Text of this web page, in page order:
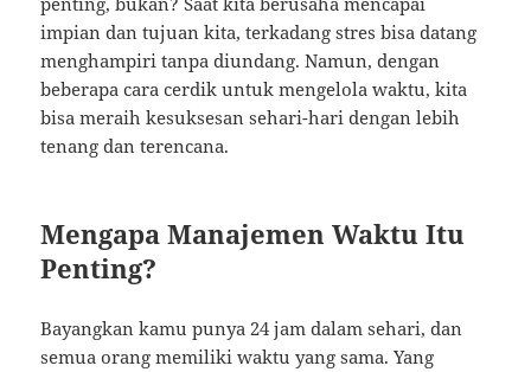
impian dan tujuan kita, terkadang stres bisa datang
menghampiri tanpa diundang. Namun, dengan
beberapa cara cerdik untuk mengelola waktu, kita
bisa meraih kesuksesan sehari-hari dengan lebih
tenang dan terencana.
Mengapa Manajemen Waktu Itu
Penting?
Bayangkan kamu punya 24 jam dalam sehari, dan
semua orang memiliki waktu yang sama. Yang